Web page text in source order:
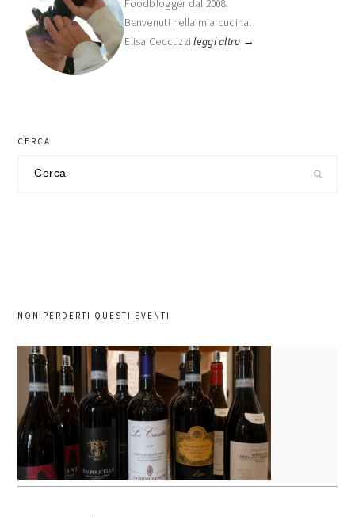
primaria
Foodblogger dal 2008.
Benvenuti nella mia cucina!
Elisa Ceccuzzileggi altro →
CERCA
NON PERDERTI QUESTI EVENTI